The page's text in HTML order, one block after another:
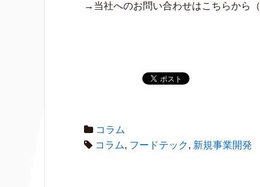
→当社へのお問い合わせはこちらから（
コラム
コラム, フードテック, 新規事業開発